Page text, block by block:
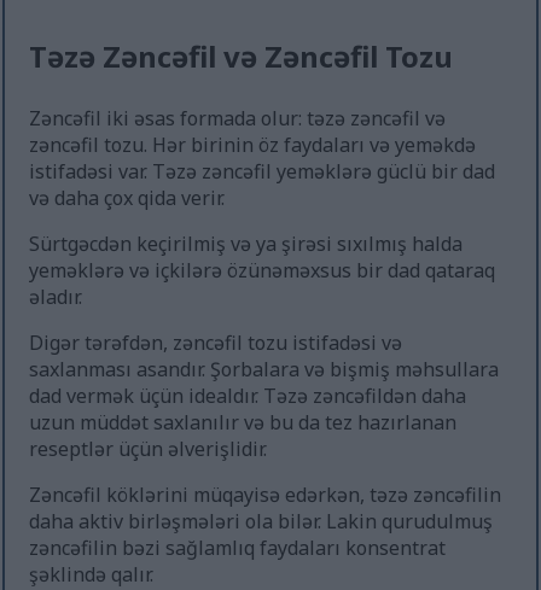
Təzə Zəncəfil və Zəncəfil Tozu
Zəncəfil iki əsas formada olur: təzə zəncəfil və
zəncəfil tozu. Hər birinin öz faydaları və yeməkdə
istifadəsi var. Təzə zəncəfil yeməklərə güclü bir dad
və daha çox qida verir.
Sürtgəcdən keçirilmiş və ya şirəsi sıxılmış halda
yeməklərə və içkilərə özünəməxsus bir dad qataraq
əladır.
Digər tərəfdən, zəncəfil tozu istifadəsi və
saxlanması asandır. Şorbalara və bişmiş məhsullara
dad vermək üçün idealdır. Təzə zəncəfildən daha
uzun müddət saxlanılır və bu da tez hazırlanan
reseptlər üçün əlverişlidir.
Zəncəfil köklərini müqayisə edərkən, təzə zəncəfilin
daha aktiv birləşmələri ola bilər. Lakin qurudulmuş
zəncəfilin bəzi sağlamlıq faydaları konsentrat
şəklində qalır.